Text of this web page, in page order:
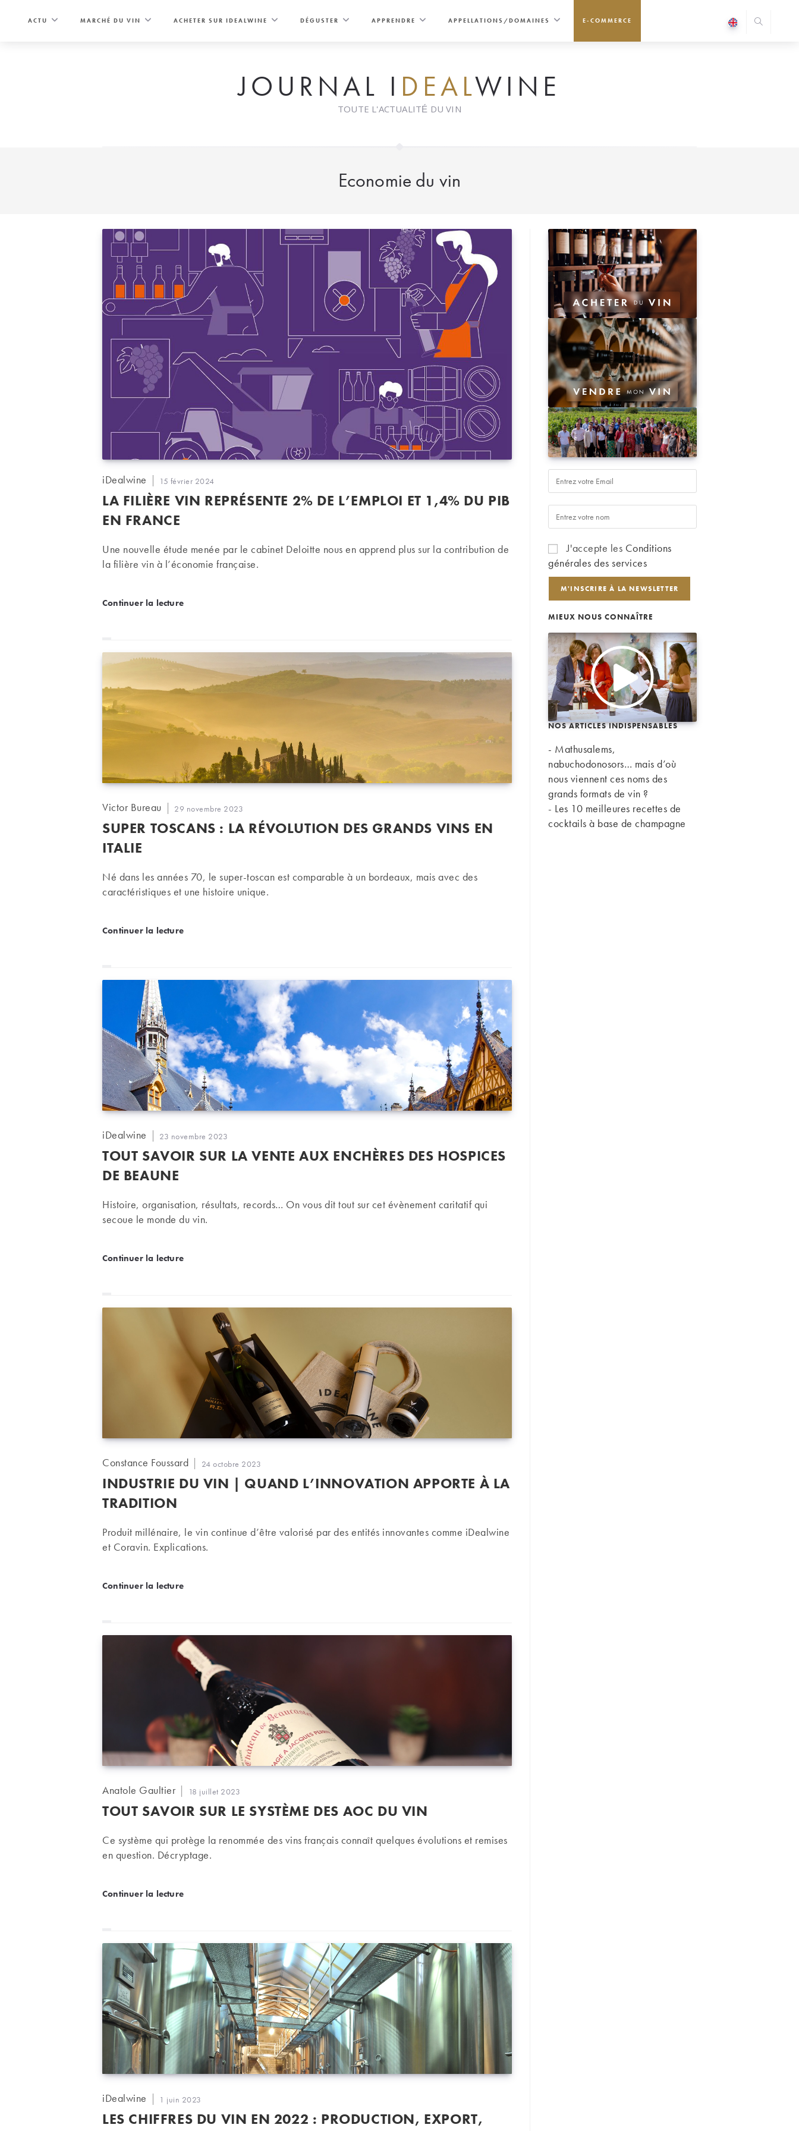
ACTU MARCHÉ DU VIN ACHETER SUR IDEALWINE DÉGUSTER APPRENDRE APPELLATIONS/DOMAINES E-COMMERCE
JOURNAL I DEALWINE
TOUTE L'ACTUALITÉ DU VIN
Economie du vin
Auteur/autrice
la
publication :
iDealwine
Publication
15 février 2024
LA FILIÈRE VIN REPRÉSENTE 2% DE L’EMPLOI ET 1,4% DU PIB
EN FRANCE
Une nouvelle étude menée par le cabinet Deloitte nous en apprend plus sur la contribution de
la filière vin à l’économie française.
Continuer la lectureLa filière vin représente 2% de l’emploi et 1,4% du PIB en France
Auteur/autrice
la
publication :
Victor Bureau
Publication
29 novembre 2023
SUPER TOSCANS : LA RÉVOLUTION DES GRANDS VINS EN
ITALIE
Né dans les années 70, le super-toscan est comparable à un bordeaux, mais avec des
caractéristiques et une histoire unique.
Continuer la lectureSuper toscans : la révolution des grands vins en Italie
Auteur/autrice
publication :
iDealwine
Publication
23 novembre 2023
TOUT SAVOIR SUR LA VENTE AUX ENCHÈRES DES HOSPICES
DE BEAUNE
Histoire, organisation, résultats, records… On vous dit tout sur cet évènement caritatif qui
secoue le monde du vin.
Continuer la lectureTout savoir sur la Vente aux enchères des Hospices de Beaune
Auteur/autrice
publication :
Constance Foussard
Publication
24 octobre 2023
INDUSTRIE DU VIN | QUAND L’INNOVATION APPORTE À LA
TRADITION
Produit millénaire, le vin continue d’être valorisé par des entités innovantes comme iDealwine
et Coravin. Explications.
Continuer la lectureIndustrie du vin | Quand l’innovation apporte à la tradition
Auteur/autrice
Anatole Gaultier
Publication
18 juillet 2023
TOUT SAVOIR SUR LE SYSTÈME DES AOC DU VIN
Ce système qui protège la renommée des vins français connaît quelques évolutions et remises
en question. Décryptage.
Continuer la lectureTout savoir sur le système des AOC du vin
Auteur/autrice
la
iDealwine
Publication
1 juin 2023
LES CHIFFRES DU VIN EN 2022 : PRODUCTION, EXPORT,
J'accepte les Conditions
générales des services
MIEUX NOUS CONNAÎTRE
NOS ARTICLES INDISPENSABLES
- Mathusalems,
nabuchodonosors… mais d’où
nous viennent ces noms des
grands formats de vin ?
- Les 10 meilleures recettes de
cocktails à base de champagne